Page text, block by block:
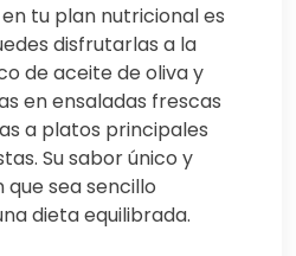
tu plan nutricional es
disfrutarlas a la
de aceite de oliva y
en ensaladas frescas
a platos principales
Su sabor único y
sea sencillo
dieta equilibrada.